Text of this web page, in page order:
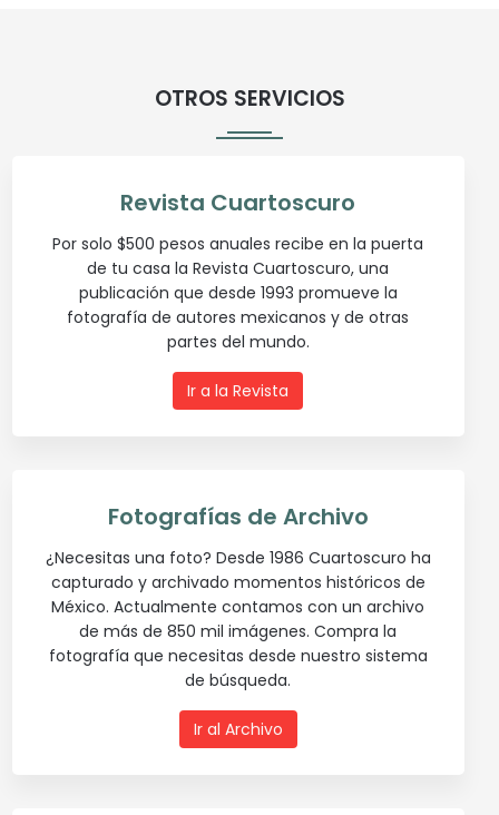
OTROS SERVICIOS
Revista Cuartoscuro
Por solo $500 pesos anuales recibe en la puerta
de tu casa la Revista Cuartoscuro, una
publicación que desde 1993 promueve la
fotografía de autores mexicanos y de otras
partes del mundo.
Ir a la Revista
Fotografías de Archivo
¿Necesitas una foto? Desde 1986 Cuartoscuro ha
capturado y archivado momentos históricos de
México. Actualmente contamos con un archivo
de más de 850 mil imágenes. Compra la
fotografía que necesitas desde nuestro sistema
de búsqueda.
Ir al Archivo